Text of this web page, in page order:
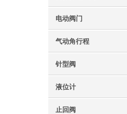
电动阀门
气动角行程
针型阀
液位计
止回阀